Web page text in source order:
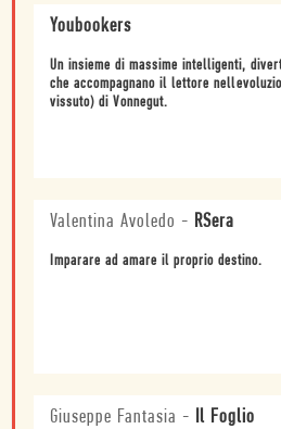
Youbookers
Un insieme di massime intelligenti,
che accompagnano il lettore
vissuto) di Vonnegut.
Valentina Avoledo - RSera
Imparare ad amare il proprio destino.
Giuseppe Fantasia - Il Foglio